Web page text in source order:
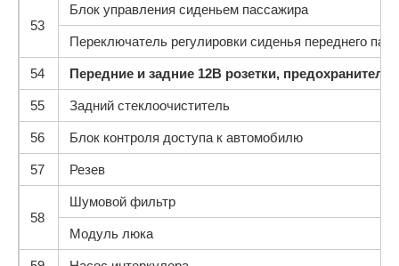
53
Блок управления сиденьем пассажира
Переключатель регулировки сиденья переднего
54 Передние и задние 12В розетки, предохранитель
55 Задний стеклоочиститель
56 Блок контроля доступа к автомобилю
57 Резев
58
Шумовой фильтр
Модуль люка